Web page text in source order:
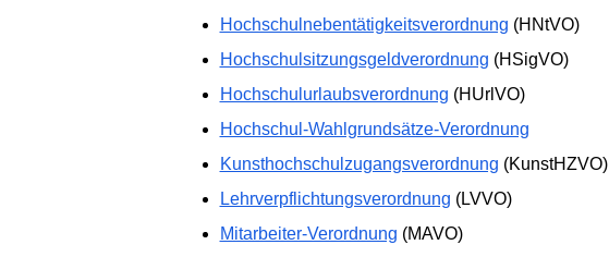
Hochschulnebentätigkeitsverordnung (HNtVO)
Hochschulsitzungsgeldverordnung (HSigVO)
Hochschulurlaubsverordnung (HUrlVO)
Hochschul-Wahlgrundsätze-Verordnung
Kunsthochschulzugangsverordnung (KunstHZVO)
Lehrverpflichtungsverordnung (LVVO)
Mitarbeiter-Verordnung (MAVO)